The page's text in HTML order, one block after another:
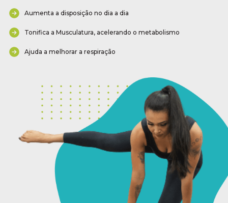
Aumenta a disposição no dia a dia
Tonifica a Musculatura, acelerando o metabolismo
Ajuda a melhorar a respiração